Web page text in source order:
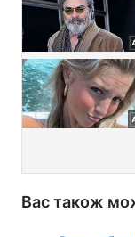
Вас також